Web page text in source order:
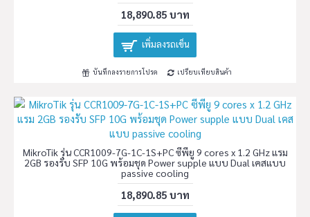
18,890.85 บาท
เพิ่มลงรถเข็น
บันทึกลงรายการโปรด เปรียบเทียบสินค้า
MikroTik รุ่น CCR1009-7G-1C-1S+PC ซีพียู 9 cores x 1.2 GHz แรม
2GB รองรับ SFP 10G พร้อมชุด Power supple แบบ Dual เคสแบบ
passive cooling
18,890.85 บาท